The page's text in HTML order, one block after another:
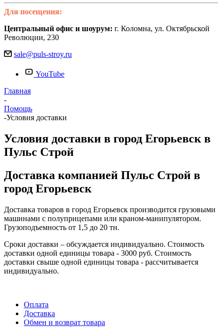
Для посещения:
Центральный офис и шоурум: г. Коломна, ул. Октябрьской
Революции, 230
sale@puls-stroy.ru
YouTube
Главная
-
Помощь
-Условия доставки
Условия доставки в город Егорьевск в
Пульс Строй
Доставка компанией Пульс Строй в
город Егорьевск
Доставка товаров в город Егорьевск производится грузовыми
машинами с полуприцепами или краном-манипулятором.
Грузоподъемность от 1,5 до 20 тн.
Сроки доставки – обсуждается индивидуально. Стоимость
доставки одной единицы товара - 3000 руб. Стоимость
доставки свыше одной единицы товара - рассчитывается
индивидуально.
Оплата
Доставка
Обмен и возврат товара